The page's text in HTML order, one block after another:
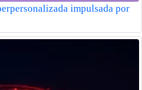
impulsada por